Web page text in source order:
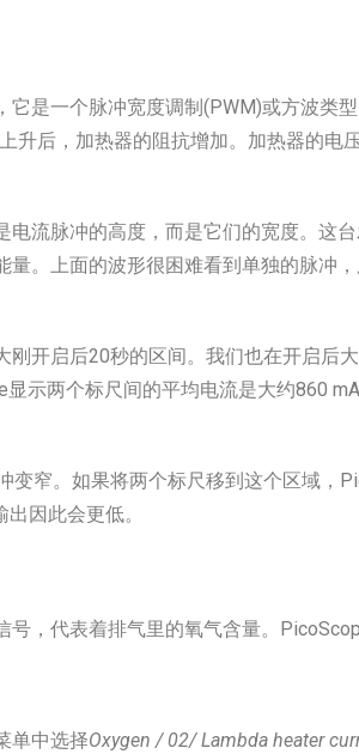
它是一个脉冲宽度调制(PWM)或方波类
升后，加热器的阻抗增加。加热器的
电流脉冲的高度，而是它们的宽度。这
量。上面的波形很困难看到单独的脉冲
刚开启后20秒的区间。我们也在开启后
示两个标尺间的平均电流是大约860
变窄。如果将两个标尺移到这个区域，
因此会更低。
号，代表着排气里的氧气含量。
单中选择Oxygen / 02/ Lambda heater